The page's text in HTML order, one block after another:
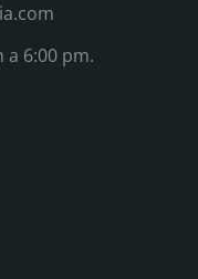
a 6:00 pm.